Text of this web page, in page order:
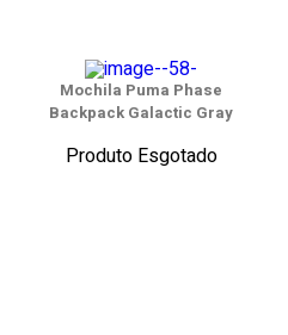
Mochila Puma Phase
Backpack Galactic Gray
Produto Esgotado